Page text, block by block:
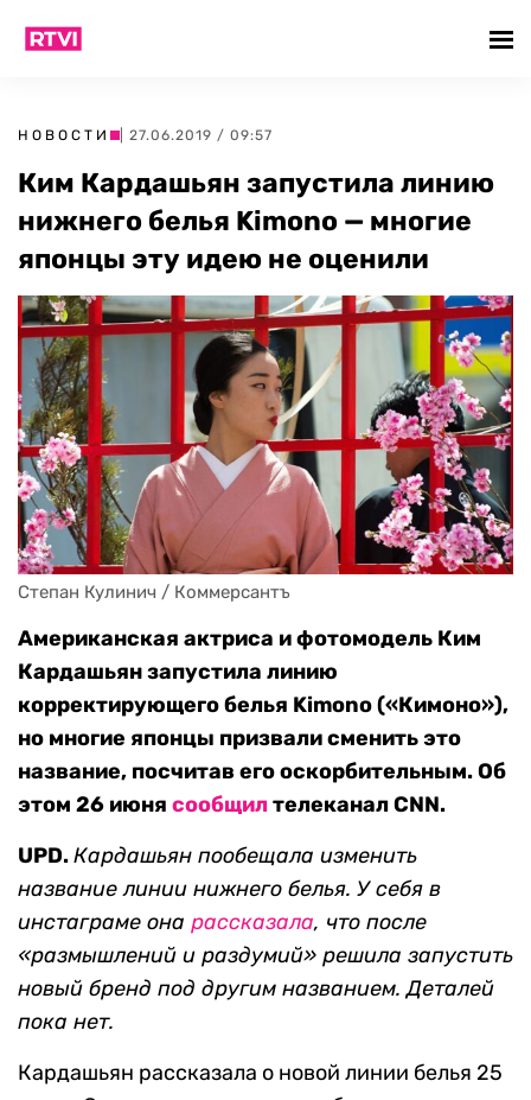
НОВОСТИ | 27.06.2019 / 09:57
Ким Кардашьян запустила линию
нижнего белья Kimono — многие
японцы эту идею не оценили
Степан Кулинич / Коммерсантъ
Американская актриса и фотомодель Ким
Кардашьян запустила линию
корректирующего белья Kimono («Кимоно»),
но многие японцы призвали сменить это
название, посчитав его оскорбительным. Об
этом 26 июня сообщилтелеканал CNN.
UPD.Кардашьян пообещала изменить
название линии нижнего белья. У себя в
инстаграме она рассказала, что после
«размышлений и раздумий» решила запустить
новый бренд под другим названием. Деталей
пока нет.
Кардашьян рассказала о новой линии белья 25